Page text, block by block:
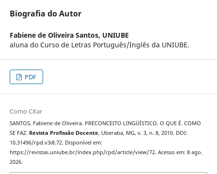
Biografia do Autor
Fabiene de Oliveira Santos, UNIUBE
aluna do Curso de Letras Português/Inglês da UNIUBE.
PDF
Como Citar
SANTOS, Fabiene de Oliveira. PRECONCEITO LINGÜÍSTICO. O QUE É. COMO
SE FAZ. Revista Profissão Docente, Uberaba, MG, v. 3, n. 8, 2010. DOI:
10.31496/rpd.v3i8.72. Disponível em:
https://revistas.uniube.br/index.php/rpd/article/view/72. Acesso em: 8 ago.
2026.